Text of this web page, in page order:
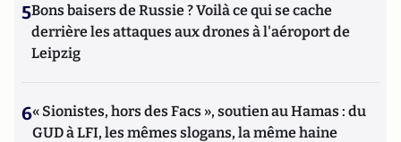
5Bons baisers de Russie ? Voilà ce qui se cache
derrière les attaques aux drones à l'aéroport de
Leipzig
6« Sionistes, hors des Facs », soutien au Hamas : du
GUD à LFI, les mêmes slogans, la même haine